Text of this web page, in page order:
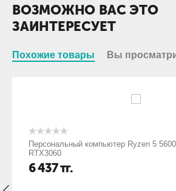
ВОЗМОЖНО ВАС ЭТО
ЗАИНТЕРЕСУЕТ
Похожие товары Вы
Персональный компьютер Ryzen 5 5600
RTX3060
6 437тг.